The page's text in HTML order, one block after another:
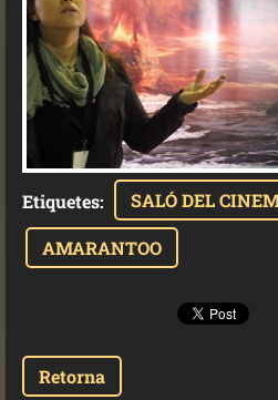
Etiquetes: SALÓ DEL
AMARANTOO
Retorna